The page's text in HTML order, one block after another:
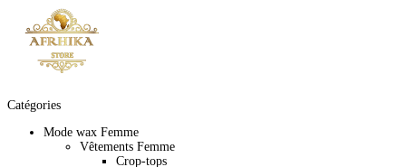
Catégories
Mode wax Femme
Vêtements Femme
Crop-tops